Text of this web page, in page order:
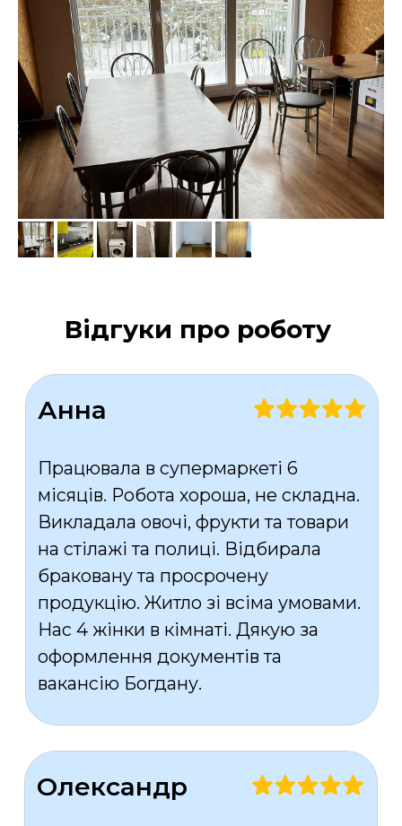
Працюю на вакансії уже 3 місяці.
Робота не складна. Приймаю товар
на складі, розпаковую та відвожу в
торговий зал магазину. Забираю
бракований товар. Робота
подобається.